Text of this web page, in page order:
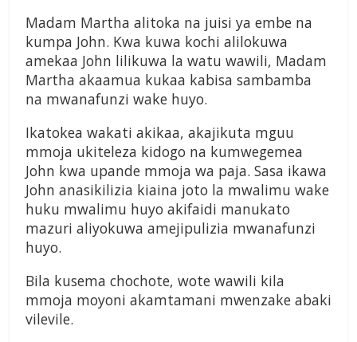
Madam Martha alitoka na juisi ya embe na
kumpa John. Kwa kuwa kochi alilokuwa
amekaa John lilikuwa la watu wawili, Madam
Martha akaamua kukaa kabisa sambamba
na mwanafunzi wake huyo.
Ikatokea wakati akikaa, akajikuta mguu
mmoja ukiteleza kidogo na kumwegemea
John kwa upande mmoja wa paja. Sasa ikawa
John anasikilizia kiaina joto la mwalimu wake
huku mwalimu huyo akifaidi manukato
mazuri aliyokuwa amejipulizia mwanafunzi
huyo.
Bila kusema chochote, wote wawili kila
mmoja moyoni akamtamani mwenzake abaki
vilevile.